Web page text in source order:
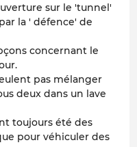
sur le 'tunnel'
la ' défence' de
concernant le
pas mélanger
deux dans un lave
toujours été des
pour véhiculer des